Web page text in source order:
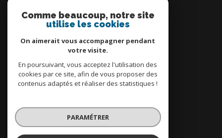
connecter
espace propriétaire
Comme beaucoup, notre site
utilise les cookies
On aimerait vous accompagner pendant
votre visite.
En poursuivant, vous acceptez l'utilisation des
cookies par ce site, afin de vous proposer des
contenus adaptés et réaliser des statistiques !
PARAMÉTRER